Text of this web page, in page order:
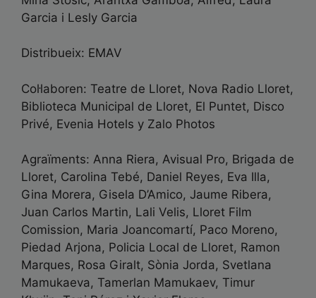
Garcia i Lesly Garcia
Distribueix: EMAV
Col·laboren: Teatre de Lloret, Nova Radio Lloret,
Biblioteca Municipal de Lloret, El Puntet, Disco
Privé, Evenia Hotels y Zalo Photos
Agraïments: Anna Riera, Avisual Pro, Brigada de
Lloret, Carolina Tebé, Daniel Reyes, Eva Illa,
Gina Morera, Gisela D’Amico, Jaume Ribera,
Juan Carlos Martin, Lali Velis, Lloret Film
Comission, Maria Joancomartí, Paco Moreno,
Piedad Arjona, Policia Local de Lloret, Ramon
Marques, Rosa Giralt, Sònia Jorda, Svetlana
Mamukaeva, Tamerlan Mamukaev, Timur